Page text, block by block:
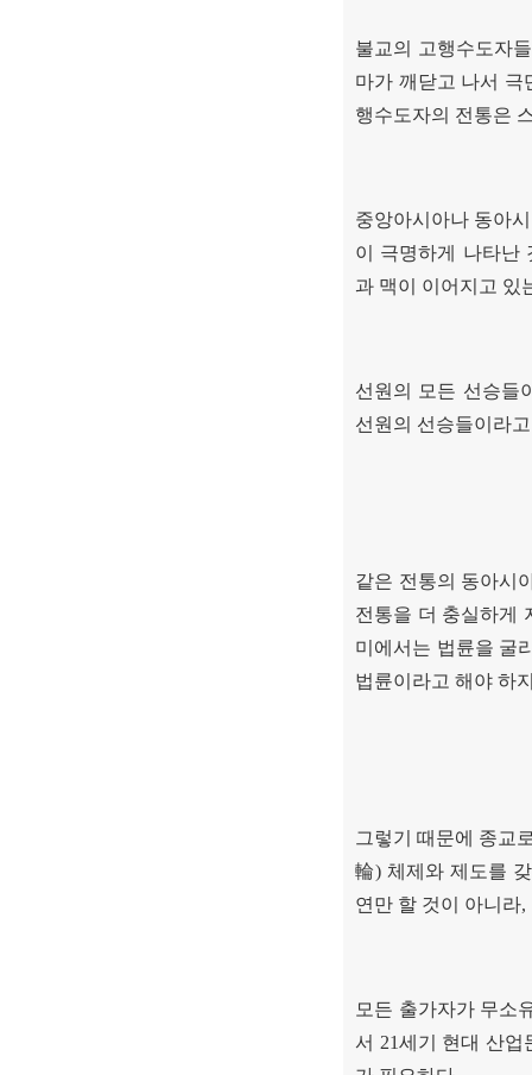
불교의 고행수도자
마가 깨닫고 나서 극
행수도자의 전통은
중앙아시아나 동아
이 극명하게 나타난
과 맥이 이어지고 있
선원의 모든 선승들
선원의 선승들이라
같은 전통의 동아시
전통을 더 충실하게
미에서는 법륜을 굴
법륜이라고 해야 하
그렇기 때문에 종교
輪) 체제와 제도를
연만 할 것이 아니라,
모든 출가자가 무소
서 21세기 현대 산업